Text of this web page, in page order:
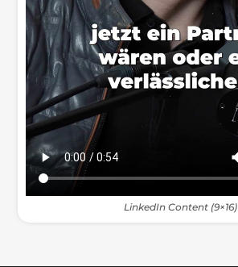
LinkedIn Content (9×16)